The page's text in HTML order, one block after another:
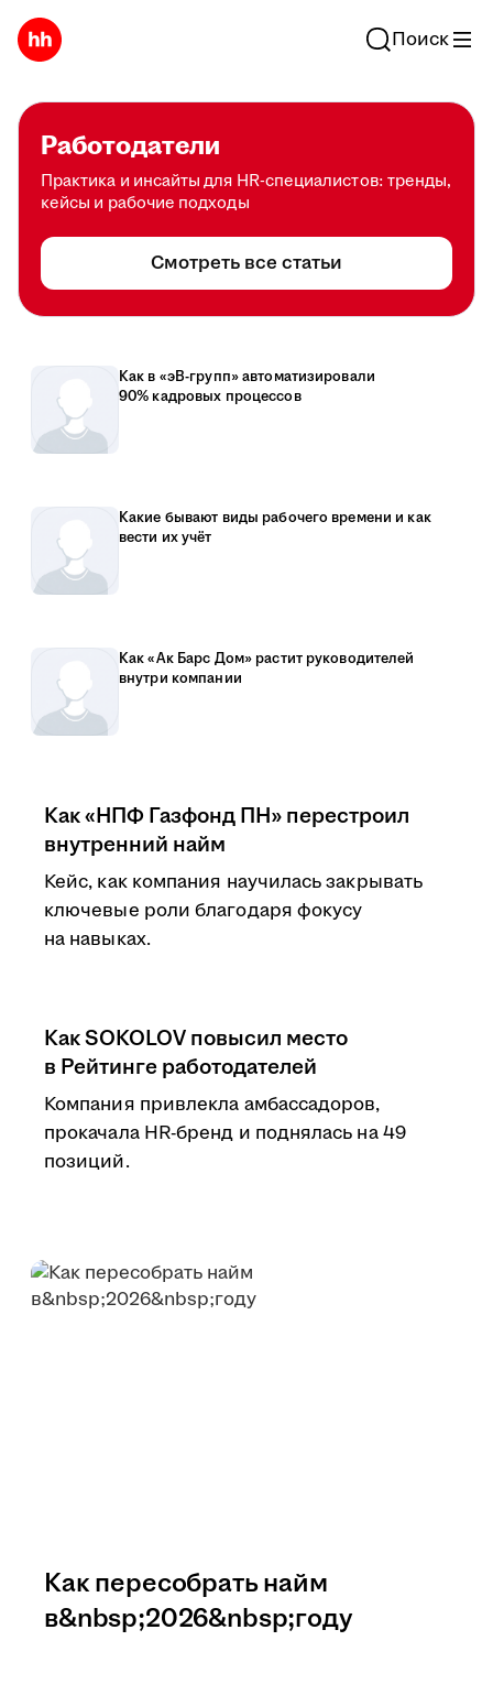
Поиск
Работодатели
Практика и инсайты для HR-специалистов: тренды,
кейсы и рабочие подходы
Смотреть все статьи
Как в «эВ-групп» автоматизировали
90% кадровых процессов
Какие бывают виды рабочего времени и как
вести их учёт
Как «Ак Барс Дом» растит руководителей
внутри компании
Как «НПФ Газфонд ПН» перестроил
внутренний найм
Кейс, как компания научилась закрывать
ключевые роли благодаря фокусу
на навыках.
Как SOKOLOV повысил место
в Рейтинге работодателей
Компания привлекла амбассадоров,
прокачала HR-бренд и поднялась на 49
позиций.
Как пересобрать найм
в&nbsp;2026&nbsp;году